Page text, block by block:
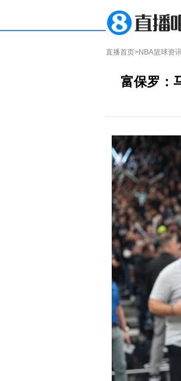
直播首页>NBA篮球资
富保罗：